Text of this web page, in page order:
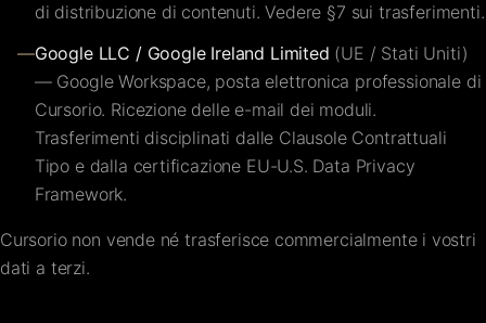
di distribuzione di contenuti. Vedere §7 sui trasferimenti.
—Google LLC / Google Ireland Limited (UE / Stati Uniti)
— Google Workspace, posta elettronica professionale di
Cursorio. Ricezione delle e-mail dei moduli.
Trasferimenti disciplinati dalle Clausole Contrattuali
Tipo e dalla certificazione EU-U.S. Data Privacy
Framework.
Cursorio non vende né trasferisce commercialmente i vostri
dati a terzi.